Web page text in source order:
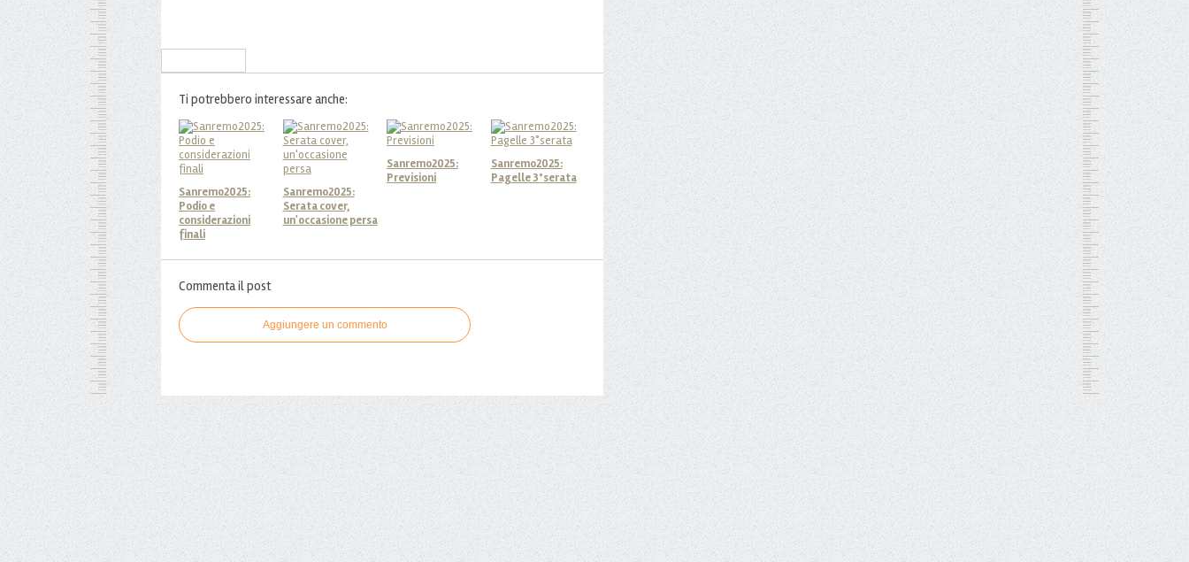
Ti potrebbero interessare anche:
Sanremo2025:
Podio e
considerazioni
finali
Sanremo2025:
Serata cover,
un'occasione persa
Sanremo2025:
Previsioni
Sanremo2025:
Pagelle 3°serata
Commenta il post
Aggiungere un commento